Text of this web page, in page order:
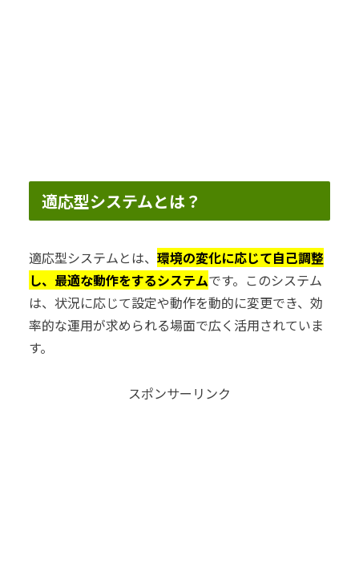
適応型システムとは？
適応型システムとは、 環境の変化に応じて自己調整
し、最適な動作をするシステムです。このシステム
は、状況に応じて設定や動作を動的に変更でき、効
率的な運用が求められる場面で広く活用されていま
す。
スポンサーリンク